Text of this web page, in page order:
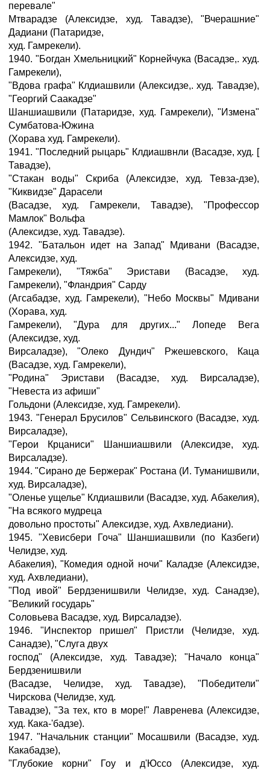
перевале"
Мтварадзе (Алексидзе, худ. Тавадзе), "Вчерашние"
Дадиани (Патаридзе,
худ. Гамрекели).
1940. "Богдан Хмельницкий" Корнейчука (Васадзе,. худ.
Гамрекели),
"Вдова графа" Клдиашвили (Алексидзе,. худ. Тавадзе),
"Георгий Саакадзе"
Шаншиашвили (Патаридзе, худ. Гамрекели), "Измена"
Сумбатова-Южина
(Хорава худ. Гамрекели).
1941. "Последний рыцарь" Клдиашвнли (Васадзе, худ. [
Тавадзе),
"Стакан воды" Скриба (Алексидзе, худ. Тевза-дзе),
"Киквидзе" Дарасели
(Васадзе, худ. Гамрекели, Тавадзе), "Профессор
Мамлок" Вольфа
(Алексидзе, худ. Тавадзе).
1942. "Батальон идет на Запад" Мдивани (Васадзе,
Алексидзе, худ.
Гамрекели), "Тяжба" Эристави (Васадзе, худ.
Гамрекели), "Фландрия" Сарду
(Агсабадзе, худ. Гамрекели), "Небо Москвы" Мдивани
(Хорава, худ.
Гамрекели), "Дура для других..." Лопеде Вега
(Алексидзе, худ.
Вирсаладзе), "Олеко Дундич" Ржешевского, Каца
(Васадзе, худ. Гамрекели),
"Родина" Эристави (Васадзе, худ. Вирсаладзе),
"Невеста из афиши"
Гольдони (Алексидзе, худ. Гамрекели).
1943. "Генерал Брусилов" Сельвинского (Васадзе, худ.
Вирсаладзе),
"Герои Крцаниси" Шаншиашвили (Алексидзе, худ.
Вирсаладзе).
1944. "Сирано де Бержерак" Ростана (И. Туманишвили,
худ. Вирсаладзе),
"Оленье ущелье" Клдиашвили (Васадзе, худ. Абакелия),
"На всякого мудреца
довольно простоты" Алексидзе, худ. Ахвледиани).
1945. "Хевисбери Гоча" Шаншиашвили (по Казбеги)
Челидзе, худ.
Абакелия), "Комедия одной ночи" Каладзе (Алексидзе,
худ. Ахвледиани),
"Под ивой" Бердзенишвили Челидзе, худ. Санадзе),
"Великий государь"
Соловьева Васадзе, худ. Вирсаладзе).
1946. "Инспектор пришел" Пристли (Челидзе, худ.
Санадзе), "Слуга двух
господ" (Алексидзе, худ. Тавадзе); "Начало конца"
Бердзенишвили
(Васадзе, Челидзе, худ. Тавадзе), "Победители"
Чирскова (Челидзе, худ.
Тавадзе), "За тех, кто в море!" Лавренева (Алексидзе,
худ. Кака-'бадзе).
1947. "Начальник станции" Мосашвили (Васадзе, худ.
Какабадзе),
"Глубокие корни" Гоу и д'Юссо (Алексидзе, худ.